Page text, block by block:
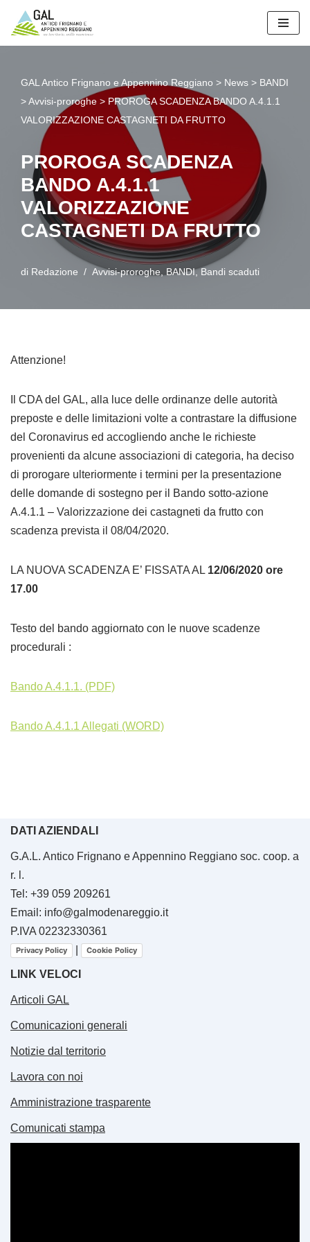
Vai
GAL Antico Frignano e Appennino Reggiano > News > BANDI
>Avvisi-proroghe > PROROGA SCADENZA BANDO A.4.1.1
VALORIZZAZIONE CASTAGNETI DA FRUTTO
PROROGA SCADENZA
BANDO A.4.1.1
VALORIZZAZIONE
CASTAGNETI DA FRUTTO
di Redazione Avvisi-proroghe BANDI,Bandi scaduti
Attenzione!
Il CDA del GAL, alla luce delle ordinanze delle autorità
preposte e delle limitazioni volte a contrastare la diffusione
del Coronavirus ed accogliendo anche le richieste
provenienti da alcune associazioni di categoria, ha deciso
di prorogare ulteriormente i termini per la presentazione
delle domande di sostegno per il Bando sotto-azione
A.4.1.1 – Valorizzazione dei castagneti da frutto con
scadenza prevista il 08/04/2020.
LA NUOVA SCADENZA E’ FISSATA AL 12/06/2020 ore
17.00
Testo del bando aggiornato con le nuove scadenze
procedurali :
Bando A.4.1.1. (PDF)
Bando A.4.1.1 Allegati (WORD)
DATI AZIENDALI
G.A.L. Antico Frignano e Appennino Reggiano soc. coop. a
r. l.
Tel: +39 059 209261
Email: info@galmodenareggio.it
P.IVA 02232330361
Privacy Policy Cookie Policy
LINK VELOCI
Articoli GAL
Comunicazioni generali
Notizie dal territorio
Lavora con noi
Amministrazione trasparente
Comunicati stampa